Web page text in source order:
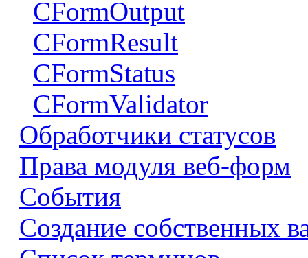
CFormOutput
CFormResult
CFormStatus
CFormValidator
Обработчики статусов
Права модуля веб-форм
События
Создание собственных